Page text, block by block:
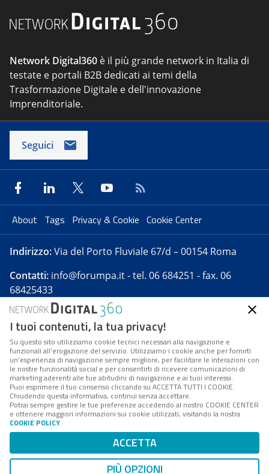
Network Digital360 è il più grande network in Italia di
testate e portali B2B dedicati ai temi della
Trasformazione Digitale e dell'innovazione
Imprenditoriale.
Seguici
About Tags Privacy & Cookie Cookie Center
Indirizzo:Via del Porto Fluviale 67/d – 00154 Roma
Contatti: info@forumpa.it- tel. 06 684251 - fax. 06
68425433
Forumpa.itè una pubblicazione telematica iscritta
presso Registro della stampa del Tribunale di Roma -
Reg. n. 182 del 2 maggio 2008 - Direttore resp. Michela
Stentella
FPA s.r.l. è società soggetta a Direzione e
Coordinamento da parte di Digital360 S.p.A. - FPA s.r.l.
è un'azienda certificata per il sistema di management
Codice Fiscale/Partita IVA n. 10693191008 - R.E.A. Roma
n. 1249791. ISP AWS
Mappa del sito
I tuoi contenuti, la tua privacy!
Su questo sito utilizziamo cookie tecnici necessari alla navigazione e
funzionali all’erogazione del servizio. Utilizziamo i cookie anche per fornirti
un’esperienza di navigazione sempre migliore, per facilitare le interazioni con
le nostre funzionalità social e per consentirti di ricevere comunicazioni di
marketing aderenti alle tue abitudini di navigazione e ai tuoi interessi.
Puoi esprimere il tuo consenso cliccando su ACCETTA TUTTI I COOKIE.
Chiudendo questa informativa, continui senza accettare.
Potrai sempre gestire le tue preferenze accedendo al nostro COOKIE CENTER
e ottenere maggiori informazioni sui cookie utilizzati, visitando la nostra
COOKIE POLICY.
ACCETTA
PIÙ OPZIONI